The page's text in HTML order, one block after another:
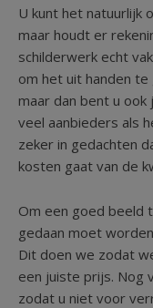
U kunt het natuurlijk
maar houdt er
schilderwerk echt
om het uit handen
maar dan bent u
veel aanbieders als
zeker in gedachten
kosten gaat van de
Om een goed beeld
gedaan moet
Dit doen we zodat
een juiste prijs. Nog
zodat u niet voor